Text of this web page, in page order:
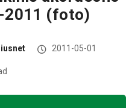
2011 (foto)
2011-05-01